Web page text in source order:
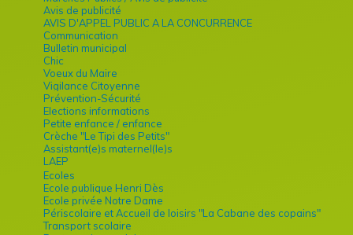
Avis de publicité
AVIS D'APPEL PUBLIC A LA CONCURRENCE
Communication
Bulletin municipal
Chic
Voeux du Maire
Vigilance Citoyenne
Prévention-Sécurité
Elections informations
Petite enfance / enfance
Crèche "Le Tipi des Petits"
Assistant(e)s maternel(le)s
LAEP
Ecoles
Ecole publique Henri Dès
Ecole privée Notre Dame
Périscolaire et Accueil de loisirs "La Cabane des copains"
Transport scolaire